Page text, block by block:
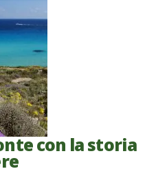
con la storia